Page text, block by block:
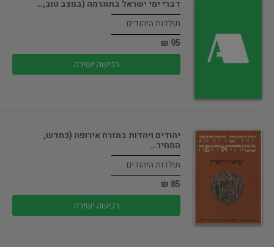
דברי ימי ישראל בתוגרמה (במצב טוב,…
תולדות היהודים
95 ₪
רכישה ישירה
יהודים ויהדות במזרח אירופה (כחדש,
המחיר…
תולדות היהודים
85 ₪
רכישה ישירה